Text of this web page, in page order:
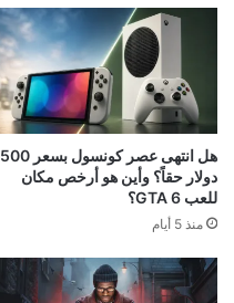
هل انتهى عصر كونسول بسعر 500
دولار حقاً؟ وأين هو أرخص مكان
للعب GTA 6؟
منذ 5 أيام